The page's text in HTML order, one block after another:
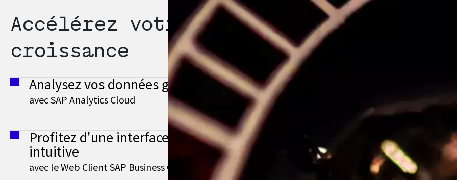
Accélérez votre
croissance
Analysez vos données grâce à la B.I
avec SAP Analytics Cloud
Profitez d'une interface web moderne et
intuitive
avec le Web Client SAP Business One